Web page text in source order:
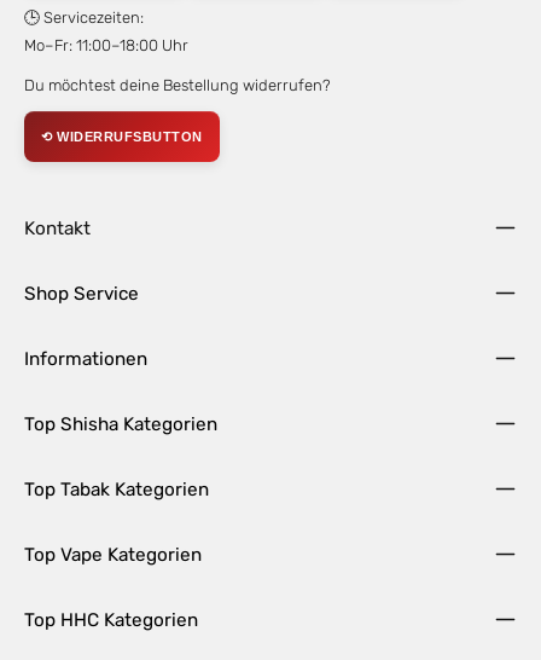
🕒 Servicezeiten:
Mo–Fr: 11:00–18:00 Uhr
Du möchtest deine Bestellung widerrufen?
⟲ WIDERRUFSBUTTON
Kontakt
Shop Service
Informationen
Top Shisha Kategorien
Top Tabak Kategorien
Top Vape Kategorien
Top HHC Kategorien